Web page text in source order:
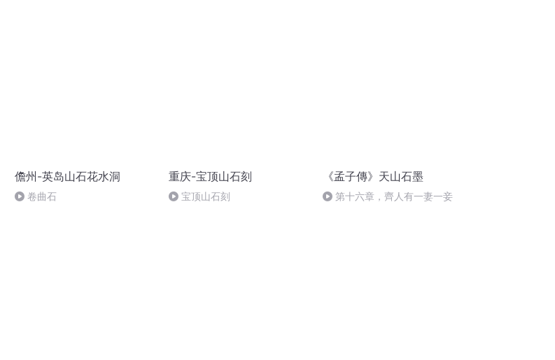
儋州-英岛山石花水洞
卷曲石
重庆-宝顶山石刻
宝顶山石刻
《孟子傳》天山石墨
第十六章，齊人有一妻一妾